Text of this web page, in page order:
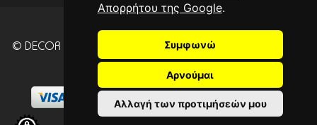
Απορρήτου της Google.
Συμφωνώ
Αρνούμαι
Αλλαγή των προτιμήσεών μου
© DECOR SEASONS - Development - Powered by
I.S.. CITYCART 2026